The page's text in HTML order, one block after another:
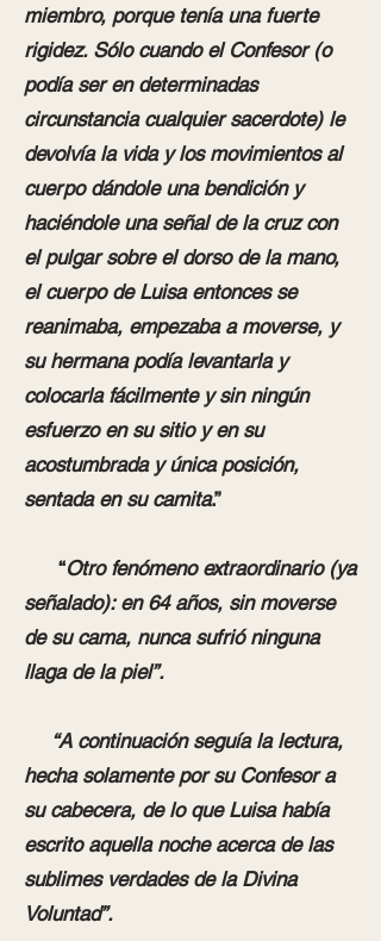
miembro, porque tenía una fuerte
rigidez. Sólo cuando el Confesor (o
podía ser en determinadas
circunstancia cualquier sacerdote) le
devolvía la vida y los movimientos al
cuerpo dándole una bendición y
haciéndole una señal de la cruz con
el pulgar sobre el dorso de la mano,
el cuerpo de Luisa entonces se
reanimaba, empezaba a moverse, y
su hermana podía levantarla y
colocarla fácilmente y sin ningún
esfuerzo en su sitio y en su
acostumbrada y única posición,
sentada en su camita.”
“Otro fenómeno extraordinario (ya
señalado): en 64 años, sin moverse
de su cama, nunca sufrió ninguna
llaga de la piel”.
“A continuación seguía la lectura,
hecha solamente por su Confesor a
su cabecera, de lo que Luisa había
escrito aquella noche acerca de las
sublimes verdades de la Divina
Voluntad”.